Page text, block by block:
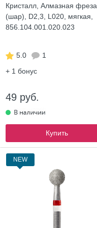
Кристалл, Алмазная фреза
(шар), D2,3, L020, мягкая,
856.104.001.020.023
5.0
1
+ 1 бонус
49 руб.
Купить
NEW